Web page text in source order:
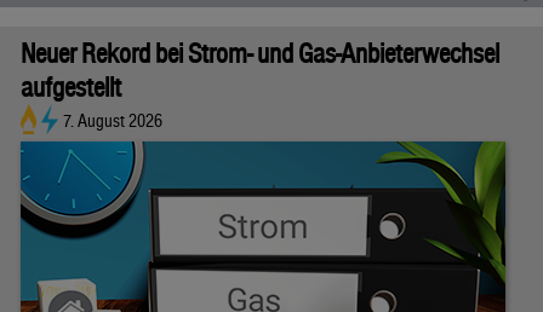
Neuer Rekord bei Strom- und Gas-Anbieterwechsel
aufgestellt
7. August 2026